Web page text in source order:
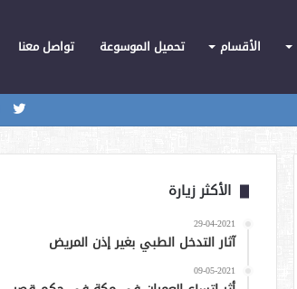
الأقسام تحميل الموسوعة تواصل معنا
الأكثر زيارة
29-04-2021
آثار التدخل الطبي بغير إذن المريض
09-05-2021